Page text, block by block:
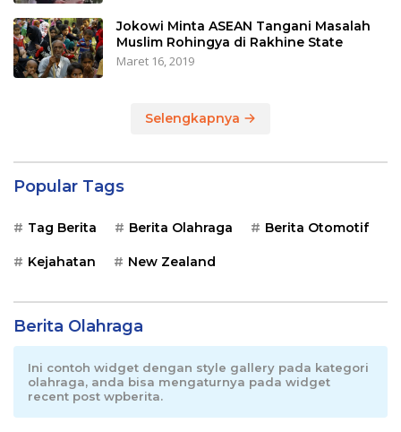
Jokowi Minta ASEAN Tangani Masalah
Muslim Rohingya di Rakhine State
Maret 16, 2019
Selengkapnya
Popular Tags
Tag Berita Berita Olahraga Berita Otomotif
Kejahatan New Zealand
Berita Olahraga
Ini contoh widget dengan style gallery pada kategori
olahraga, anda bisa mengaturnya pada widget
recent post wpberita.